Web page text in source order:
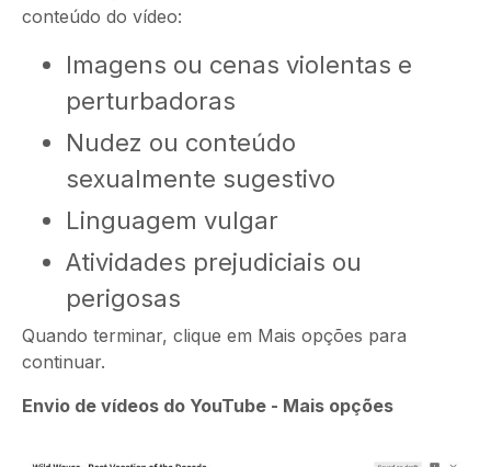
conteúdo do vídeo:
Imagens ou cenas violentas e
perturbadoras
Nudez ou conteúdo
sexualmente sugestivo
Linguagem vulgar
Atividades prejudiciais ou
perigosas
Quando terminar, clique em Mais opções para
continuar.
Envio de vídeos do YouTube - Mais opções